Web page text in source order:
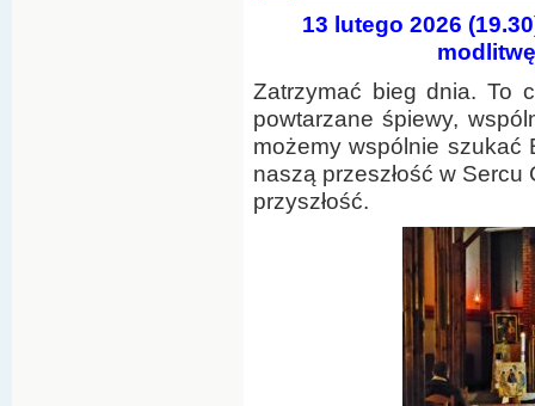
13 lutego 2026
Zatrzymać bieg dnia. To
powtarzane śpiewy,
możemy wspólnie szukać
naszą przeszłość w
przyszłość.